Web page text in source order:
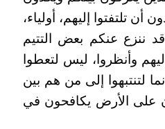
إليهم، أولياء،
ننزع عنكم بعض التتيم
وأنظروا، ليس لتعطوا
لتنتبهوا إلى من هم بين
على الأرض يكافحون في